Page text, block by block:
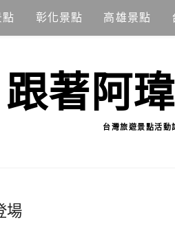
點 彰化景點 高雄景點
跟著阿
台灣旅遊景點活動
場